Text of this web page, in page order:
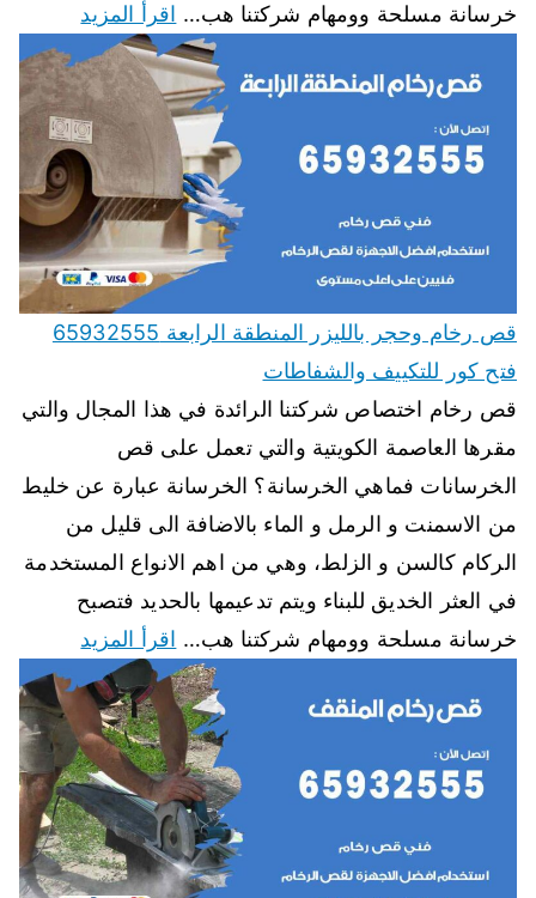
خرسانة مسلحة وومهام شركتنا هب… اقرأ المزيد
قص رخام وحجر بالليزر المنطقة الرابعة 65932555
فتح كور للتكييف والشفاطات
قص رخام اختصاص شركتنا الرائدة في هذا المجال والتي
مقرها العاصمة الكويتية والتي تعمل على قص
الخرسانات فماهي الخرسانة؟ الخرسانة عبارة عن خليط
من الاسمنت و الرمل و الماء بالاضافة الى قليل من
الركام كالسن و الزلط، وهي من اهم الانواع المستخدمة
في العثر الخديق للبناء ويتم تدعيمها بالحديد فتصبح
خرسانة مسلحة وومهام شركتنا هب… اقرأ المزيد